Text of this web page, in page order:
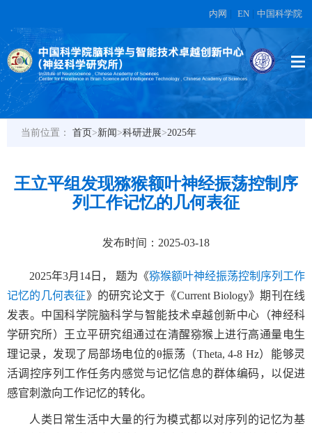
内网 EN 中国科学院
当前位置： 首页>新闻>科研进展>2025年
王立平组发现猕猴额叶神经振荡控制序
列工作记忆的几何表征
发布时间：2025-03-18
2025年3月 14 日， 题为《猕猴额叶神经振荡控制序列工作
记忆的几何表征》的研究论文于《Current Biology》期刊在线
发表。中国科学院脑科学与智能技术卓越创新中心（神经科
学研究所）王立平研究组通过在清醒猕猴上进行高通量电生
理记录，发现了局部场电位的θ振荡（Theta, 4-8 Hz）能够灵
活调控序列工作任务内感觉与记忆信息的群体编码，以促进
感官刺激向工作记忆的转化。
人类日常生活中大量的行为模式都以对序列的记忆为基